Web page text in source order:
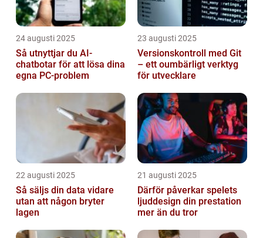
24 augusti 2025
Så utnyttjar du AI-
chatbotar för att lösa dina
egna PC-problem
23 augusti 2025
Versionskontroll med Git
– ett oumbärligt verktyg
för utvecklare
22 augusti 2025
Så säljs din data vidare
utan att någon bryter
lagen
21 augusti 2025
Därför påverkar spelets
ljuddesign din prestation
mer än du tror